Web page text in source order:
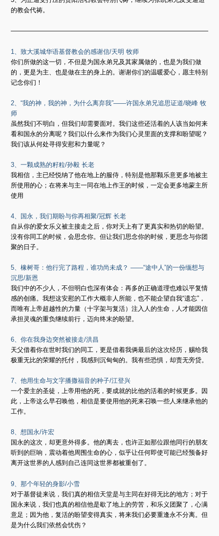
的教会代祷。
1、致大溪城华语基督教会的感谢信/天明 牧师
你们所做的这一切，不但是为国永弟兄及其家属做的，也是为我们做
的，更是为主、也是做在主的身上的。谢谢你们的温暖爱心，愿主特别
记念你们！
2、“我的神，我的神，为什么离弃我”——许国永弟兄追思证道/晓峰 牧
师
虽然我们不明白，但我们却需要面对。我们这些还活着的人该当如何来
看和国永的分离呢？我们以什么来作为我们心灵里面的支撑和盼望呢？
我们该从何处寻得安慰和力量呢？
3、一颗成熟的籽粒/孙毅 长老
我相信，主已经悦纳了他在地上的服侍，特别是他那颗乐意更多地被主
所使用的心；在将来与主一同在地上作王的时候，一定会更多地蒙主所
使用
4、国永，我们期盼与你再相聚/冠辉 长老
自从你的爱女乐义被主接走之后，你对天上有了更真实和热切的盼望。
没有你同工的时候，会思念你。但让我们思念你的时候，更思念与你团
聚的日子。
5、橡树哥：他行完了路程，谁功尚未成？ ——“途中人”的一份缅想与
沉思/新恩
我们中的不少人，不但明白也深有体会：再多的正确道理也难以平复情
感的创痛。我想这安慰的工作大概非人所能，也不能企望自我“遗忘”，
而唯有上帝超越性的力量（十字架与复活）注入人的生命，人才能因信
承担灵魂的重负继续前行，迈向终末的盼望。
6、你在我身边突然被接走/洪昌
天父借着你在世时我们的同工，更是借着我俩最后的这次经历，赐给我
极重无比的荣耀的托付，我感到沉甸甸的。我有些恐惧，却责无旁贷。
7、他用生命与文字播撒福音的种子/江登兴
一个爱主的圣徒，上帝用他的死，要成就的比他的活着的时候更多。因
此，上帝这么早召唤他，相信是要使用他的死来召唤一些人来继承他的
工作。
8、想国永/许宏
国永的这次，却更意外得多。他的离去，也许正如那位跟他同行的朋友
听到的巨响，震动着他周围生命的心，似乎让任何即使可能已经预备好
离开这世界的人感到自己连同这世界都被重创了。
9、那个年轻的身影/小雪
对于基督徒来说，我们真的相信天堂是与主同在好得无比的地方；对于
国永来说，我们也真的相信他是歇了地上的劳苦，和乐义团聚了，心满
意足；因为他，复活的盼望变得真实，将来我们必要重逢永不分离。但
是为什么我们依然会忧伤？